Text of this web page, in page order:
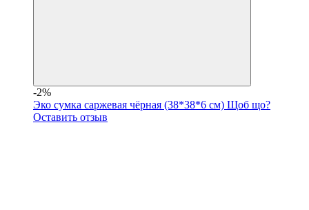
-2%
Эко сумка саржевая чёрная (38*38*6 см) Щоб що?
Оставить отзыв